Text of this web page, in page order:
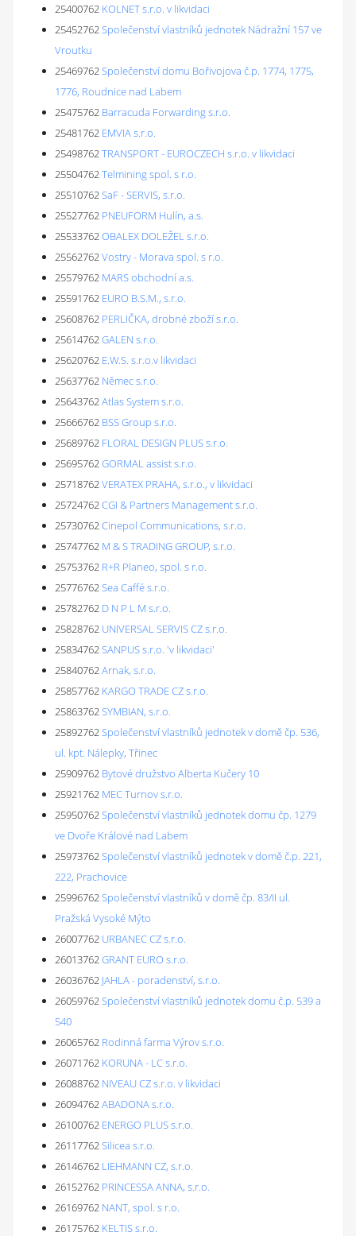
25400762 KOLNET s.r.o. v likvidaci
25452762Společenství vlastníků jednotek Nádražní 157 ve
Vroutku
25469762Společenství domu Bořivojova č.p. 1774, 1775,
1776, Roudnice nad Labem
25475762 Barracuda Forwarding s.r.o.
25481762 EMVIA s.r.o.
25498762TRANSPORT - EUROCZECH s.r.o. v likvidaci
25504762Telmining spol. s r.o.
25510762SaF - SERVIS, s.r.o.
25527762 PNEUFORM Hulín, a.s.
25533762OBALEX DOLEŽEL s.r.o.
25562762Vostry - Morava spol. s r.o.
25579762 MARS obchodní a.s.
25591762 EURO B.S.M., s.r.o.
25608762 PERLIČKA, drobné zboží s.r.o.
25614762GALEN s.r.o.
25620762 E.W.S. s.r.o.v likvidaci
25637762 Němec s.r.o.
25643762Atlas System s.r.o.
25666762 BSS Group s.r.o.
25689762 FLORAL DESIGN PLUS s.r.o.
25695762GORMAL assist s.r.o.
25718762VERATEX PRAHA, s.r.o., v likvidaci
25724762CGI & Partners Management s.r.o.
25730762Cinepol Communications, s.r.o.
25747762 M & S TRADING GROUP, s.r.o.
25753762 R+R Planeo, spol. s r.o.
25776762Sea Caffé s.r.o.
25782762 D N P L M s.r.o.
25828762 UNIVERSAL SERVIS CZ s.r.o.
25834762SANPUS s.r.o. 'v likvidaci'
25840762Arnak, s.r.o.
25857762 KARGO TRADE CZ s.r.o.
25863762SYMBIAN, s.r.o.
25892762Společenství vlastníků jednotek v domě čp. 536,
ul. kpt. Nálepky, Třinec
25909762 Bytové družstvo Alberta Kučery 10
25921762 MEC Turnov s.r.o.
25950762Společenství vlastníků jednotek domu čp. 1279
ve Dvoře Králové nad Labem
25973762Společenství vlastníků jednotek v domě č.p. 221,
222, Prachovice
25996762Společenství vlastníků v domě čp. 83/II ul.
Pražská Vysoké Mýto
26007762 URBANEC CZ s.r.o.
26013762GRANT EURO s.r.o.
26036762 JAHLA - poradenství, s.r.o.
26059762Společenství vlastníků jednotek domu č.p. 539 a
540
26065762 Rodinná farma Výrov s.r.o.
26071762 KORUNA - LC s.r.o.
26088762 NIVEAU CZ s.r.o. v likvidaci
26094762ABADONA s.r.o.
26100762 ENERGO PLUS s.r.o.
26117762Silicea s.r.o.
26146762 LIEHMANN CZ, s.r.o.
26152762 PRINCESSA ANNA, s.r.o.
26169762 NANT, spol. s r.o.
26175762 KELTIS s.r.o.